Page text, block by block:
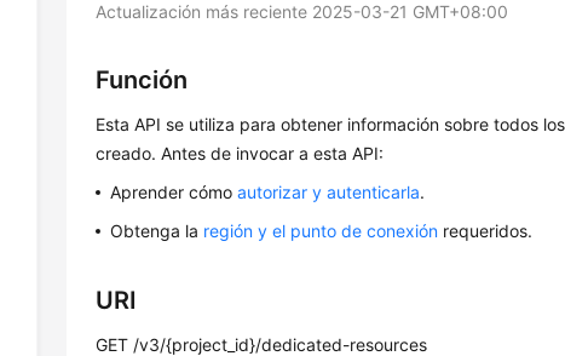
Actualización más reciente 2025-03-21 GMT+08:00
Función
Esta API se utiliza para obtener información sobre todos
creado. Antes de invocar a esta API:
Aprender cómoautorizar y autenticarla.
Obtenga la región y el punto de conexión requeridos.
URI
GET /v3/{project_id}/dedicated-resources